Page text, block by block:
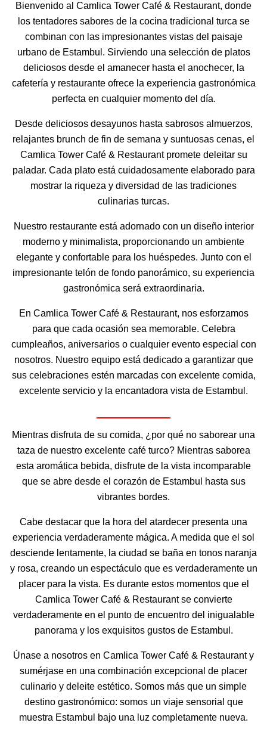
Bienvenido al Camlica Tower Café & Restaurant, donde
los tentadores sabores de la cocina tradicional turca se
combinan con las impresionantes vistas del paisaje
urbano de Estambul. Sirviendo una selección de platos
deliciosos desde el amanecer hasta el anochecer, la
cafetería y restaurante ofrece la experiencia gastronómica
perfecta en cualquier momento del día.
Desde deliciosos desayunos hasta sabrosos almuerzos,
relajantes brunch de fin de semana y suntuosas cenas, el
Camlica Tower Café & Restaurant promete deleitar su
paladar. Cada plato está cuidadosamente elaborado para
mostrar la riqueza y diversidad de las tradiciones
culinarias turcas.
Nuestro restaurante está adornado con un diseño interior
moderno y minimalista, proporcionando un ambiente
elegante y confortable para los huéspedes. Junto con el
impresionante telón de fondo panorámico, su experiencia
gastronómica será extraordinaria.
En Camlica Tower Café & Restaurant, nos esforzamos
para que cada ocasión sea memorable. Celebra
cumpleaños, aniversarios o cualquier evento especial con
nosotros. Nuestro equipo está dedicado a garantizar que
sus celebraciones estén marcadas con excelente comida,
excelente servicio y la encantadora vista de Estambul.
Mientras disfruta de su comida, ¿por qué no saborear una
taza de nuestro excelente café turco? Mientras saborea
esta aromática bebida, disfrute de la vista incomparable
que se abre desde el corazón de Estambul hasta sus
vibrantes bordes.
Cabe destacar que la hora del atardecer presenta una
experiencia verdaderamente mágica. A medida que el sol
desciende lentamente, la ciudad se baña en tonos naranja
y rosa, creando un espectáculo que es verdaderamente un
placer para la vista. Es durante estos momentos que el
Camlica Tower Café & Restaurant se convierte
verdaderamente en el punto de encuentro del inigualable
panorama y los exquisitos gustos de Estambul.
Únase a nosotros en Camlica Tower Café & Restaurant y
sumérjase en una combinación excepcional de placer
culinario y deleite estético. Somos más que un simple
destino gastronómico: somos un viaje sensorial que
muestra Estambul bajo una luz completamente nueva.